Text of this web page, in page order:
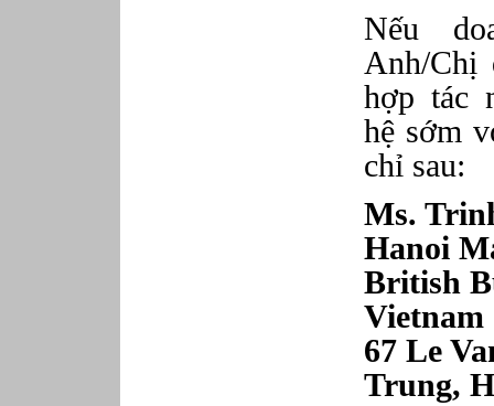
Nếu
Anh/Chị
hợp tác
hệ sớm
chỉ sau:
Ms.
Hanoi
British
Vietnam
67 Le
Trung,